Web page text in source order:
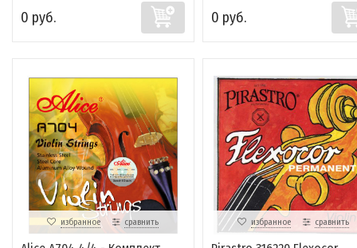
0 руб. 0 руб.
избранное сравнить избранное сравнить